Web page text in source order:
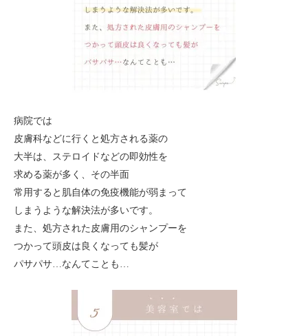
病院では
皮膚科などに行くと処方される薬の
大半は、ステロイドなどの即効性を
求める薬が多く、その半面
常用すると肌自体の免疫機能が弱まって
しまうような解決法が多いです。
また、処方された皮膚用のシャンプーを
つかって頭皮は良くなっても髪が
パサパサ…なんてことも…